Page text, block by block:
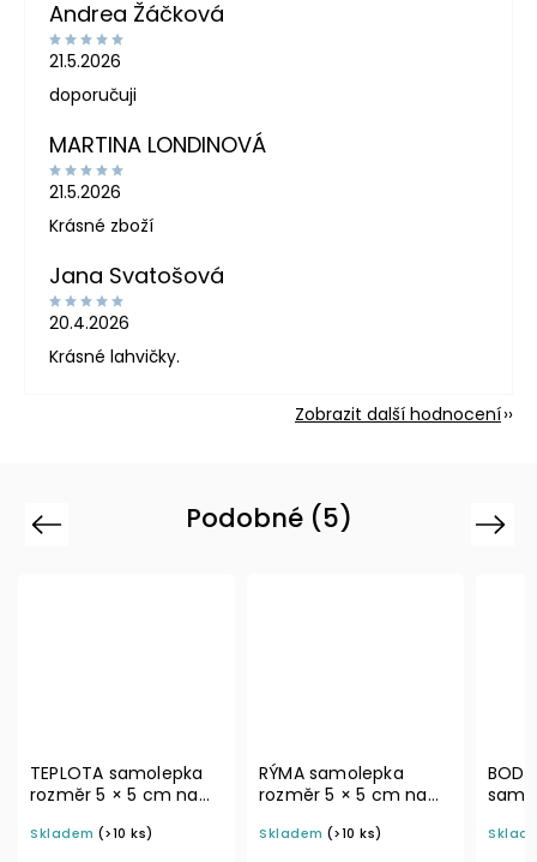
Andrea Žáčková
21.5.2026
doporučuji
MARTINA LONDINOVÁ
21.5.2026
Krásné zboží
Jana Svatošová
20.4.2026
Krásné lahvičky.
Zobrazit další hodnocení
Podobné (5)
Previous
na
RÝMA samolepka
rozměr 5 × 5 cm na
domácí lékárničky
Skladem
BODNUTÍ HMYZEM
samolepka rozměr 5 ×
označení domácí
Skladem
Next